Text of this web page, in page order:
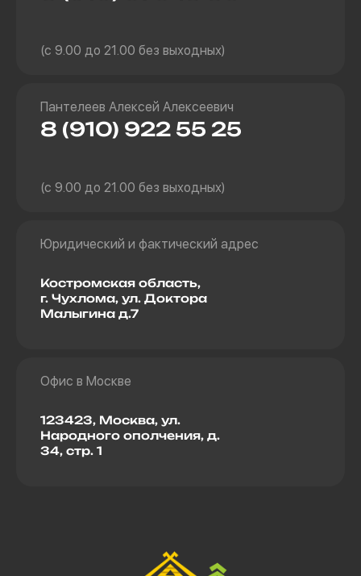
(с 9.00 до 21.00 без выходных)
Пантелеев Алексей Алексеевич
8 (910) 922 55 25
(с 9.00 до 21.00 без выходных)
Юридический и фактический адрес
Костромская область,
г. Чухлома, ул. Доктора
Малыгина д.7
Офис в Москве
123423, Москва, ул.
Народного ополчения, д.
34, стр. 1